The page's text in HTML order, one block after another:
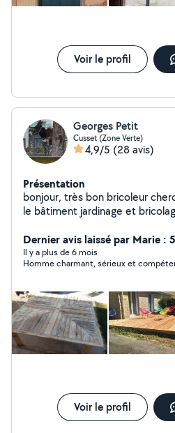
Voir le profil
Georges Petit
Cusset (Zone Verte)
4,9/5 (28 avis)
Présentation
bonjour, très bon bricoleur
le bâtiment jardinage et
Dernier avis laissé par Marie :
Il y a plus de 6 mois
Homme charmant, sérieux et
Voir le profil